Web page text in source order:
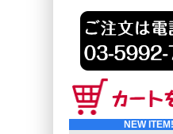
NEW ITEM!